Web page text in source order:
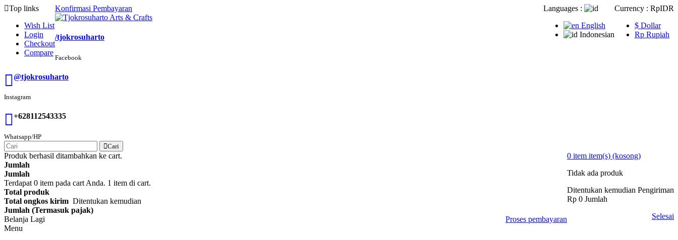
Top links
Wish List
Login
Checkout
Compare
Currency : Rp‎IDR
$ Dollar
Rp‎ Rupiah
Languages :
English
Indonesian
Konfirmasi Pembayaran
/tjokrosuharto
Facebook
@tjokrosuharto
Instagram
+628112543335
Whatsapp/HP
Cari
0 item item(s) (kosong)
Tidak ada produk
Ditentukan kemudian Pengiriman
Rp‎ 0 Jumlah
Selesai
Produk berhasil ditambahkan ke cart.
Jumlah
Jumlah
Terdapat 0 item pada cart Anda. 1 item di cart.
Total produk
Total ongkos kirim Ditentukan kemudian
Jumlah (Termasuk pajak)
Belanja Lagi
Proses pembayaran
Menu